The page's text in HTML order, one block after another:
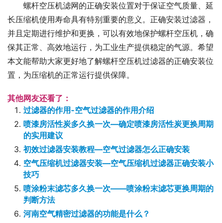
螺杆空压机滤网的正确安装位置对于保证空气质量、延
长压缩机使用寿命具有特别重要的意义。正确安装过滤器，
并且定期进行维护和更换，可以有效地保护螺杆空压机，确
保其正常、高效地运行，为工业生产提供稳定的气源。希望
本文能帮助大家更好地了解螺杆空压机过滤器的正确安装位
置，为压缩机的正常运行提供保障。
其他网友还看了：
过滤器的作用-空气过滤器的作用介绍
喷漆房活性炭多久换一次—确定喷漆房活性炭更换周期
的实用建议
初效过滤器安装教程—空气过滤器怎么正确安装
空气压缩机过滤器安装—空气压缩机过滤器正确安装小
技巧
喷涂粉末滤芯多久换一次——喷涂粉末滤芯更换周期的
判断方法
河南空气精密过滤器的功能是什么？